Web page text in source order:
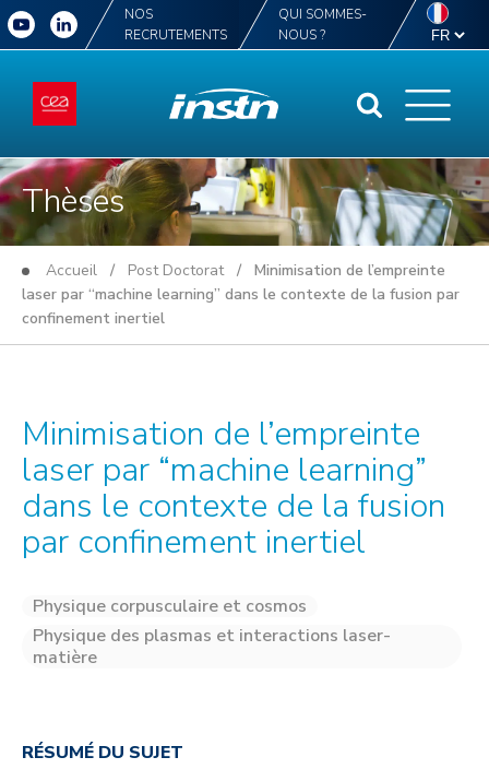
NOS
RECRUTEMENTS
QUI SOMMES-
NOUS ?
Thèses
Accueil / Post Doctorat/ Minimisation de l’empreinte
laser par “machine learning” dans le contexte de la fusion par
confinement inertiel
Minimisation de l’empreinte
laser par “machine learning”
dans le contexte de la fusion
par confinement inertiel
Physique corpusculaire et cosmos
Physique des plasmas et interactions laser-
matière
RÉSUMÉ DU SUJET